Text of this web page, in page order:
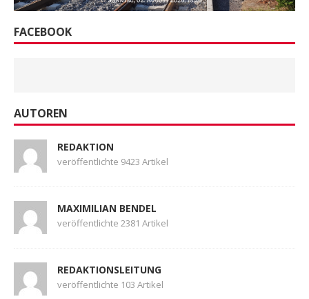
FACEBOOK
AUTOREN
REDAKTION
veröffentlichte 9423 Artikel
MAXIMILIAN BENDEL
veröffentlichte 2381 Artikel
REDAKTIONSLEITUNG
veröffentlichte 103 Artikel